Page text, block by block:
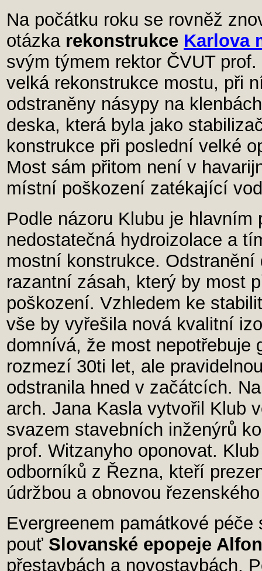
Na počátku roku se rovněž
otázka rekonstrukce Karlova
svým týmem rektor ČVUT
velká rekonstrukce mostu, při
odstraněny násypy na
deska, která byla jako
konstrukce při poslední velké
Most sám přitom není v
místní poškození zatékající
Podle názoru Klubu je hlavním
nedostatečná hydroizolace a
mostní konstrukce.
razantní zásah, který by most
poškození. Vzhledem ke
vše by vyřešila nová kvalitní
domnívá, že most nepotřebuje
rozmezí 30ti let, ale
odstranila hned v začátcích.
arch. Jana Kasla vytvořil Klub
svazem stavebních inženýrů
prof. Witzanyho oponovat.
odborníků z Řezna, kteří
údržbou a obnovou
Evergreenem památkové
pouť Slovanské epopeje
přestavbách a novostavbách.